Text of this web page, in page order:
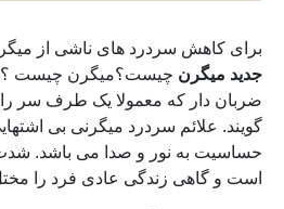
برای کاهش سردرد های ناشی از
جدید میگرن چیست؟میگرن چیست ؟
ضربان دار که معمولا یک طرف سر
گویند. علائم سردرد میگرنی بی
حساسیت به نور و صدا می باشد.
است و گاهی زندگی عادی فرد را